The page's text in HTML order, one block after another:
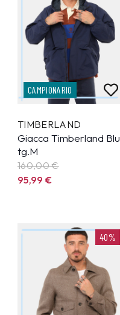
CAMPIONARIO
TIMBERLAND
Giacca Timberland Blu
tg.M
160,00 €
95,99€
40%